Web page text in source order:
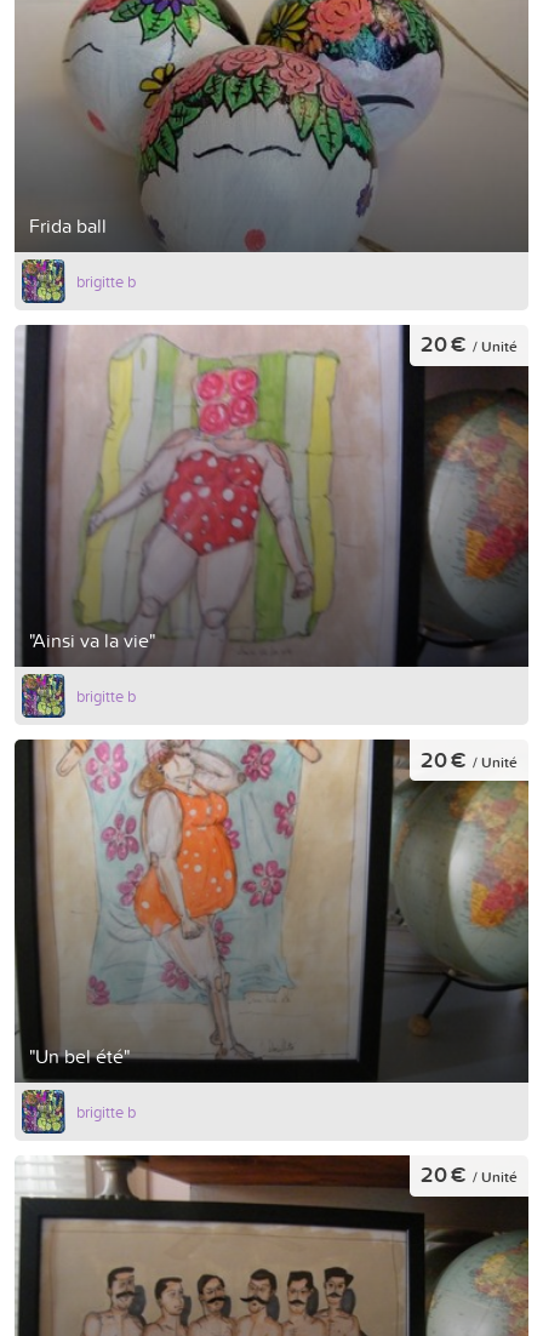
Frida ball
brigitte b
"Ainsi va la vie"
20 € / Unité
brigitte b
"Un bel été"
20 € / Unité
brigitte b
20 € / Unité